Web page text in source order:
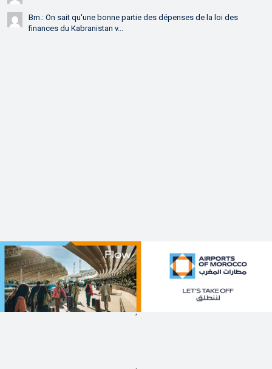
Bm.: On sait qu'une bonne partie des dépenses de la loi des
finances du Kabranistan v...
,